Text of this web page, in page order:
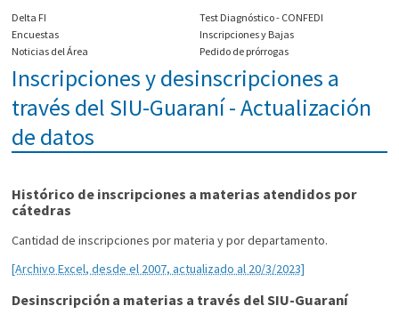
Delta FI
Test Diagnóstico - CONFEDI
Encuestas
Inscripciones y Bajas
Noticias del Área
Pedido de prórrogas
Inscripciones y desinscripciones a
través del SIU-Guaraní - Actualización
de datos
Histórico de inscripciones a materias atendidos por
cátedras
Cantidad de inscripciones por materia y por departamento.
[Archivo Excel, desde el 2007, actualizado al 20/3/2023]
Desinscripción a materias a través del SIU-Guaraní